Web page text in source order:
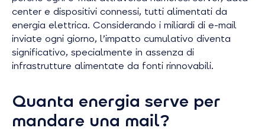
center e dispositivi connessi, tutti alimentati da
energia elettrica. Considerando i miliardi di e-mail
inviate ogni giorno, l’impatto cumulativo diventa
significativo, specialmente in assenza di
infrastrutture alimentate da fonti rinnovabili.
Quanta energia serve per
mandare una mail?